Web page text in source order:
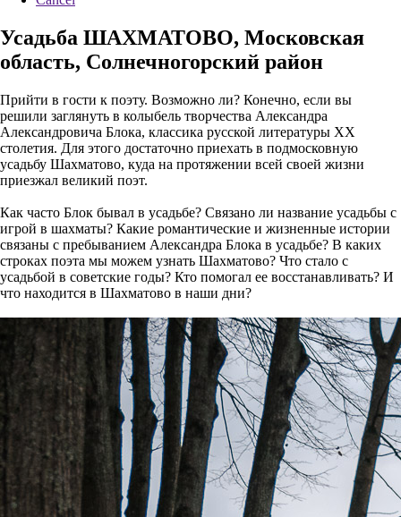
Усадьба ШАХМАТОВО, Московская
область, Солнечногорский район
Прийти в гости к поэту. Возможно ли? Конечно, если вы
решили заглянуть в колыбель творчества Александра
Александровича Блока, классика русской литературы XX
столетия. Для этого достаточно приехать в подмосковную
усадьбу Шахматово, куда на протяжении всей своей жизни
приезжал великий поэт.
Как часто Блок бывал в усадьбе? Связано ли название усадьбы с
игрой в шахматы? Какие романтические и жизненные истории
связаны с пребыванием Александра Блока в усадьбе? В каких
строках поэта мы можем узнать Шахматово? Что стало с
усадьбой в советские годы? Кто помогал ее восстанавливать? И
что находится в Шахматово в наши дни?